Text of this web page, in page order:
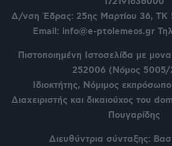
Δ/νση Έδρας: 25ης Μαρτίου 36, ΤΚ
Email: info@e-ptolemeos.gr
Πιστοποιημένη Ιστοσελίδα με
252006 (Νόμος 5005/
Ιδιοκτήτης, Νόμιμος
Διαχειριστής και δικαιούχος του
Πουγαρίδης
Διευθύντρια σύνταξης: